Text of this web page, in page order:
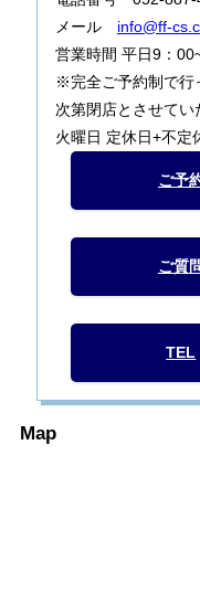
メール info@ff-
営業時間 平日9：
※完全ご予約制で行
次第閉店とさせてい
火曜日 定休日+不定
ご予
ご質
TEL
Map